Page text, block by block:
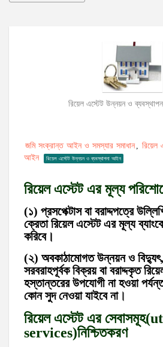
রিয়েল এস্টেট উন্নয়ন ও
জমি সংক্রান্ত আইন ও সমস্যার সমাধান রিয়েল
আইন
রিয়েল এস্টেট উন্নয়ন ও ব্যবস্থাপনা আইন
রিয়েল এস্টেট এর মূল্য
(১) প্রসপেক্টাস বা বরাদ্দপত্রে
ক্রেতা রিয়েল এস্টেট এর মূল্য
করিবে।
(২) অবকাঠামোগত উন্নয়ন ও বিদ্যুৎ,
সরবরাহপূর্বক বিক্রয় বা বরাদ্দকৃত
হস্তান্তরের উপযোগী না হওয়া
কোন সুদ নেওয়া যাইবে না।
রিয়েল এস্টেট এর
services)নিশ্চিতকরণ